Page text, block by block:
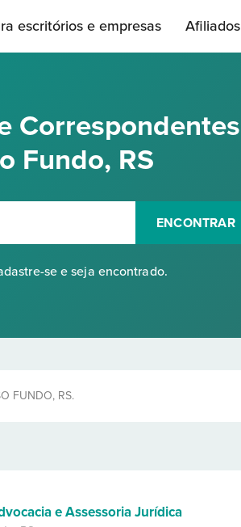
escritórios e empresas Afiliados
Correspondentes
Fundo, RS
ENCONTRAR
se e seja encontrado.
FUNDO, RS.
e Assessoria Jurídica